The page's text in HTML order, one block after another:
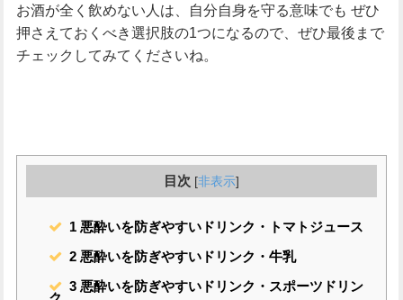
お酒が全く飲めない人は、自分自身を守る意味でも ぜひ
押さえておくべき選択肢の1つになるので、ぜひ最後まで
チェックしてみてくださいね。
目次 [非表示]
1悪酔いを防ぎやすいドリンク・トマトジュース
2悪酔いを防ぎやすいドリンク・牛乳
3悪酔いを防ぎやすいドリンク・スポーツドリン